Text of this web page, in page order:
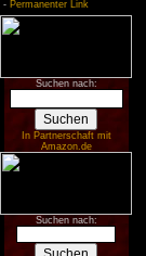
- Permanenter Link
Suchen nach:
In Partnerschaft mit
Amazon.de
Suchen nach: